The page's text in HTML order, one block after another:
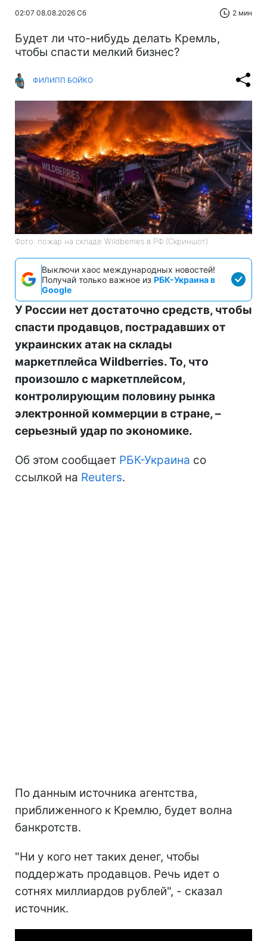
02:07 08.08.2026 Сб 2 мин
Будет ли что-нибудь делать Кремль,
чтобы спасти мелкий бизнес?
ФИЛИПП БОЙКО
Фото: пожар на складе Wildberries в РФ (Скриншот)
Выключи хаос международных новостей!
Получай только важное из РБК-Украина в
Google
У России нет достаточно средств, чтобы
спасти продавцов, пострадавших от
украинских атак на склады
маркетплейса Wildberries. То, что
произошло с маркетплейсом,
контролирующим половину рынка
электронной коммерции в стране, –
серьезный удар по экономике.
Об этом сообщает РБК-Украина со
ссылкой на Reuters.
По данным источника агентства,
приближенного к Кремлю, будет волна
банкротств.
"Ни у кого нет таких денег, чтобы
поддержать продавцов. Речь идет о
сотнях миллиардов рублей", - сказал
источник.